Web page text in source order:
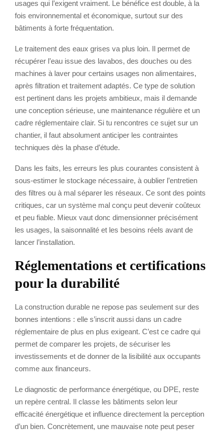
usages qui l’exigent vraiment. Le bénéfice est double, à la
fois environnemental et économique, surtout sur des
bâtiments à forte fréquentation.
Le traitement des eaux grises va plus loin. Il permet de
récupérer l’eau issue des lavabos, des douches ou des
machines à laver pour certains usages non alimentaires,
après filtration et traitement adaptés. Ce type de solution
est pertinent dans les projets ambitieux, mais il demande
une conception sérieuse, une maintenance régulière et un
cadre réglementaire clair. Si tu rencontres ce sujet sur un
chantier, il faut absolument anticiper les contraintes
techniques dès la phase d’étude.
Dans les faits, les erreurs les plus courantes consistent à
sous-estimer le stockage nécessaire, à oublier l’entretien
des filtres ou à mal séparer les réseaux. Ce sont des points
critiques, car un système mal conçu peut devenir coûteux
et peu fiable. Mieux vaut donc dimensionner précisément
les usages, la saisonnalité et les besoins réels avant de
lancer l’installation.
Réglementations et certifications
pour la durabilité
La construction durable ne repose pas seulement sur des
bonnes intentions : elle s’inscrit aussi dans un cadre
réglementaire de plus en plus exigeant. C’est ce cadre qui
permet de comparer les projets, de sécuriser les
investissements et de donner de la lisibilité aux occupants
comme aux financeurs.
Le diagnostic de performance énergétique, ou DPE, reste
un repère central. Il classe les bâtiments selon leur
efficacité énergétique et influence directement la perception
d’un bien. Concrètement, une mauvaise note peut peser